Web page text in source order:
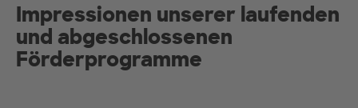
Impressionen unserer laufenden
und abgeschlossenen
Förderprogramme